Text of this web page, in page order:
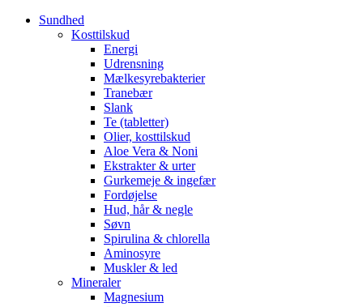
Sundhed
Kosttilskud
Energi
Udrensning
Mælkesyrebakterier
Tranebær
Slank
Te (tabletter)
Olier, kosttilskud
Aloe Vera & Noni
Ekstrakter & urter
Gurkemeje & ingefær
Fordøjelse
Hud, hår & negle
Søvn
Spirulina & chlorella
Aminosyre
Muskler & led
Mineraler
Magnesium